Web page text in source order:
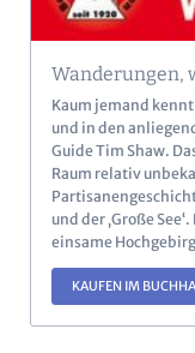
Wanderungen,
Kaum jemand kennt
und in den
Guide Tim Shaw.
Raum relativ
und der ‚Große
einsame
KAUFEN IM